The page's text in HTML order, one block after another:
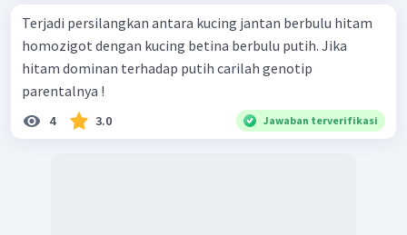
Terjadi persilangkan antara kucing jantan berbulu hitam
homozigot dengan kucing betina berbulu putih. Jika
hitam dominan terhadap putih carilah genotip
parentalnya !
4 3.0 Jawaban terverifikasi